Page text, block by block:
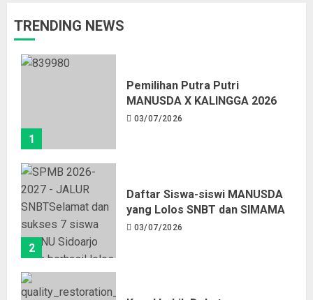
TRENDING NEWS
1
Pemilihan Putra Putri
MANUSDA X KALINGGA 2026
03/07/2026
2
Daftar Siswa-siswi MANUSDA
yang Lolos SNBT dan SIMAMA
03/07/2026